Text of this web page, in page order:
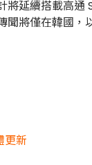
將延續搭載高
將僅在韓國，
更新